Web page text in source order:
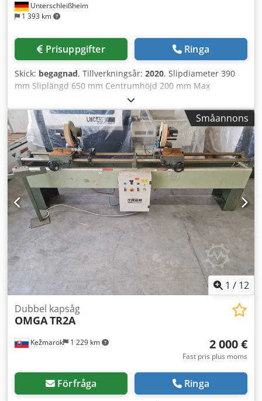
Unterschleißheim
1 393 km
Prisuppgifter Ringa
Skick: begagnad, Tillverkningsår: 2020, Slipdiameter 390
mm Sliplängd 650 mm Centrumhöjd 200 mm Max
arbetsstyckesvikt 250 kg X-axel 380 mm Z-axel 1150 mm
Slipstensdiameter 400 mm Omslutningshastighet 20-50
m/sek Arbetsstycksspindel steglöst 1 - 650 varv/min
Dubbdockans kona MK 4 Spindelrörelse 45 mm
Spindeldiameter 50 mm Totalt effektbehov 22 kW Chodpfx
Ajx Rn Uqem Uoa
Småannons
1 / 12
Kežmarok 1 229 km
Dubbel kapsåg
OMGATR2A
2 000 €
Fast pris plus moms
Förfråga Ringa